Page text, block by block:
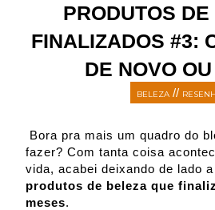
PRODUTOS
FINALIZADOS #3:
DE NOVO
BELEZA//
Bora pra mais um quadro do
fazer? Com tanta coisa
vida, acabei deixando de lado
produtos de beleza que
meses.